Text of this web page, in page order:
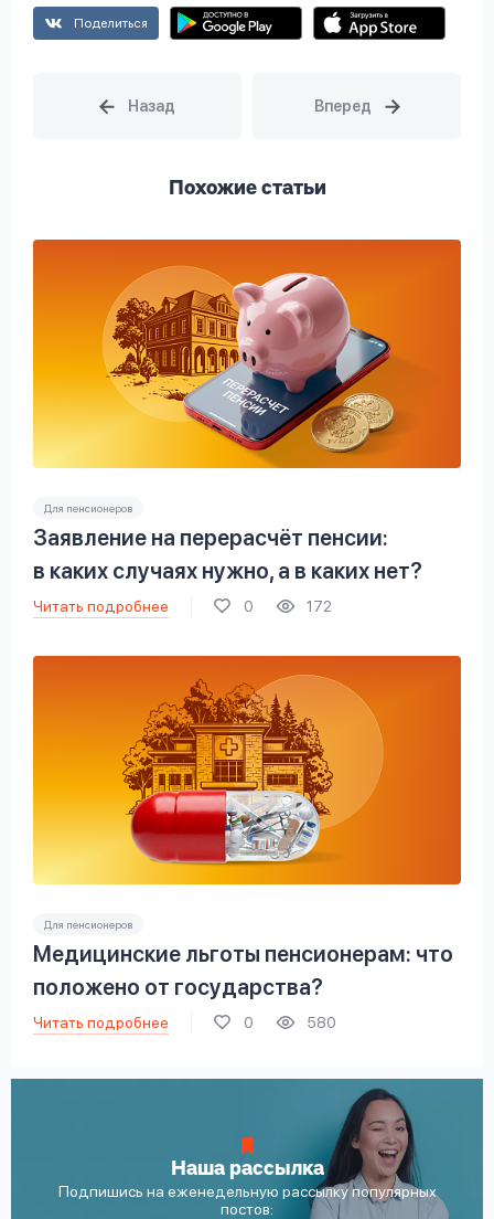
Поделиться
Похожие статьи
Для пенсионеров
Заявление на перерасчёт пенсии:
в каких случаях нужно, а в каких нет?
Читать подробнее 0 172
Для пенсионеров
Медицинские льготы пенсионерам: что
положено от государства?
Читать подробнее 0 580
Наша рассылка
Подпишись на еженедельную рассылку популярных
постов: